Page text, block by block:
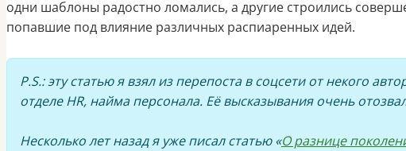
одни шаблоны радостно ломались, а другие строились
попавшие под влияние различных распиаренных идей.
P.S.: эту статью я взял из перепоста в соцсети от некого
отделе HR, найма персонала. Её высказывания очень
Несколько лет назад я уже писал статью «О разнице